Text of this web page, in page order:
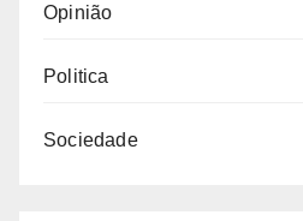
Opinião
Politica
Sociedade